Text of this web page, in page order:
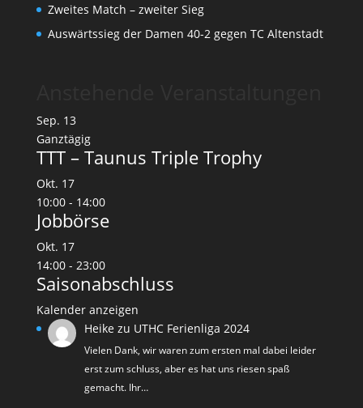
Zweites Match – zweiter Sieg
Auswärtssieg der Damen 40-2 gegen TC Altenstadt
Sep. 13
Ganztägig
TTT – Taunus Triple Trophy
Okt. 17
10:00- 14:00
Jobbörse
Okt. 17
14:00- 23:00
Saisonabschluss
Kalender anzeigen
Heike zu UTHC Ferienliga 2024
Vielen Dank, wir waren zum ersten mal dabei leider
erst zum schluss, aber es hat uns riesen spaß
gemacht. Ihr…